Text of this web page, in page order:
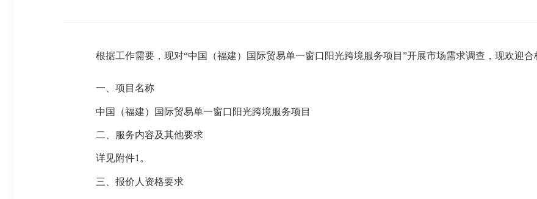
根据工作需要，现对“中国（福建）国际贸易单一窗口阳光跨境服务项目”开展市场需求调查，现欢迎
一、项目名称
中国（福建）国际贸易单一窗口 阳光跨境服务项目
二、服务内容及其他要求
详见附件1 。
三、报价人资格要求